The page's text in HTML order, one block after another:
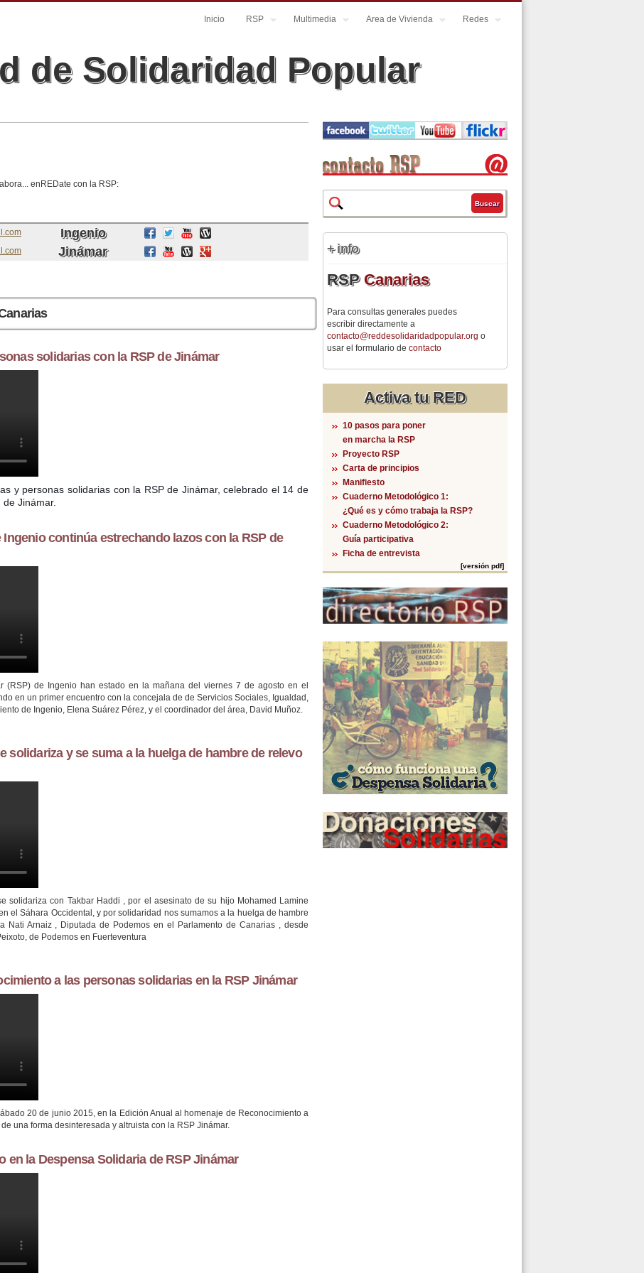
de Solidaridad Popular
Inicio RSP Multimedia Area de Vivienda Redes
enREDate con la RSP:
Ingenio
Jinámar
solidarias con la RSP de Jinámar
y personas solidarias con la RSP de Jinámar, celebrado el 14 de
de Jinámar.
Ingenio continúa estrechando lazos con la RSP de
(RSP) de Ingenio han estado en la mañana del viernes 7 de agosto en el
en un primer encuentro con la concejala de de Servicios Sociales, Igualdad,
de Ingenio, Elena Suárez Pérez, y el coordinador del área, David Muñoz.
solidariza y se suma a la huelga de hambre de relevo
Y SE SUMA A LA HUELGA DE HAMBRE DE RELEVO POR TAKBAR HADDI
solidariza con Takbar Haddi , por el asesinato de su hijo Mohamed Lamine
el Sáhara Occidental, y por solidaridad nos sumamos a la huelga de hambre
Nati Arnaiz , Diputada de Podemos en el Parlamento de Canarias , desde
de Podemos en Fuerteventura
a las personas solidarias en la RSP Jinámar
20 de junio 2015, en la Edición Anual al homenaje de Reconocimiento a
una forma desinteresada y altruista con la RSP Jinámar.
en la Despensa Solidaria de RSP Jinámar
Formulario de búsqueda
Buscar
+ info
RSP Canarias
Para consultas generales puedes
escribir directamente a
contacto@reddesolidaridadpopular.org o
usar el formulario de contacto
Activa tu RED
10 pasos para poner
en marcha la RSP
Proyecto RSP
Carta de principios
Manifiesto
Cuaderno Metodológico 1:
¿Qué es y cómo trabaja la RSP?
Cuaderno Metodológico 2:
Guía participativa
Ficha de entrevista
[versión pdf]